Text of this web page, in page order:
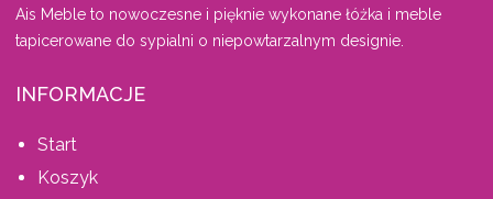
Ais Meble to nowoczesne i pięknie wykonane łóżka i meble
tapicerowane do sypialni o niepowtarzalnym designie.
INFORMACJE
Start
Koszyk